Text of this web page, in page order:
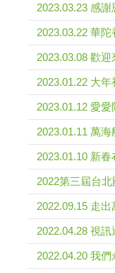
2023.03.23 感
2023.03.22 華
2023.03.08 歡
2023.01.22 大
2023.01.12 愛
2023.01.11 萬
2023.01.10 新春
2022第三屆台
2022.09.15 走
2022.04.28 視訊
2022.04.20 我